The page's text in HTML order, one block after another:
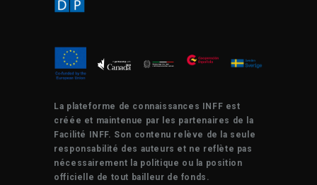
La plateforme de connaissances INFF est
créée et maintenue par les partenaires de la
Facilité INFF. Son contenu relève de la seule
responsabilité des auteurs et ne reflète pas
nécessairement la politique ou la position
officielle de tout bailleur de fonds.